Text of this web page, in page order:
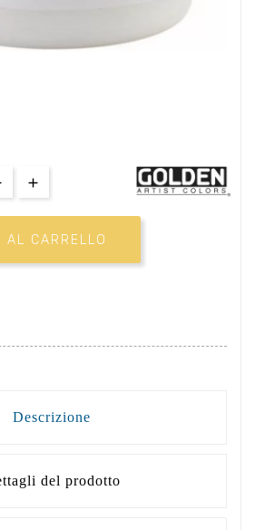
AL CARRELLO
Descrizione
del prodotto